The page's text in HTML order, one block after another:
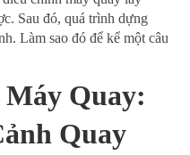
Sau đó, quá trình dựng
Làm sao đó để kể một câu
Quay:
Quay